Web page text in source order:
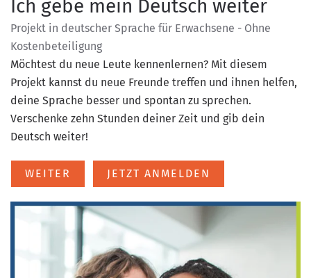
Ich gebe mein Deutsch weiter
Projekt in deutscher Sprache für Erwachsene - Ohne
Kostenbeteiligung
Möchtest du neue Leute kennenlernen? Mit diesem
Projekt kannst du neue Freunde treffen und ihnen helfen,
deine Sprache besser und spontan zu sprechen.
Verschenke zehn Stunden deiner Zeit und gib dein
Deutsch weiter!
WEITER JETZT ANMELDEN